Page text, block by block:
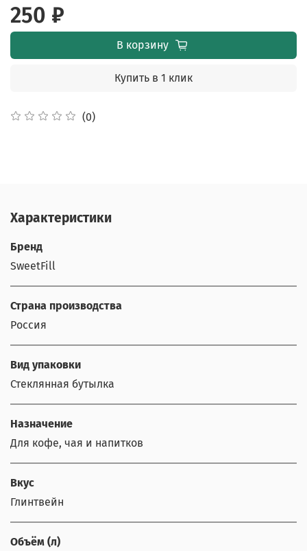
(0)
250 ₽
В корзину
Купить в 1 клик
Характеристики
Бренд
SweetFill
Страна производства
Россия
Вид упаковки
Стеклянная бутылка
Назначение
Для кофе, чая и напитков
Вкус
Глинтвейн
Объём (л)